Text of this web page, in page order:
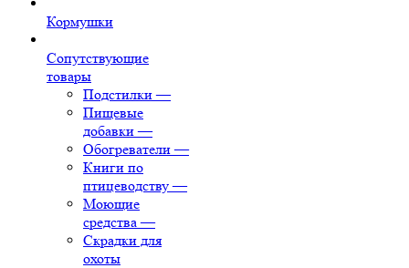
Кормушки
Сопутствующие
товары
Подстилки —
Пищевые
добавки —
Обогреватели —
Книги по
птицеводству —
Моющие
средства —
Скрадки для
охоты